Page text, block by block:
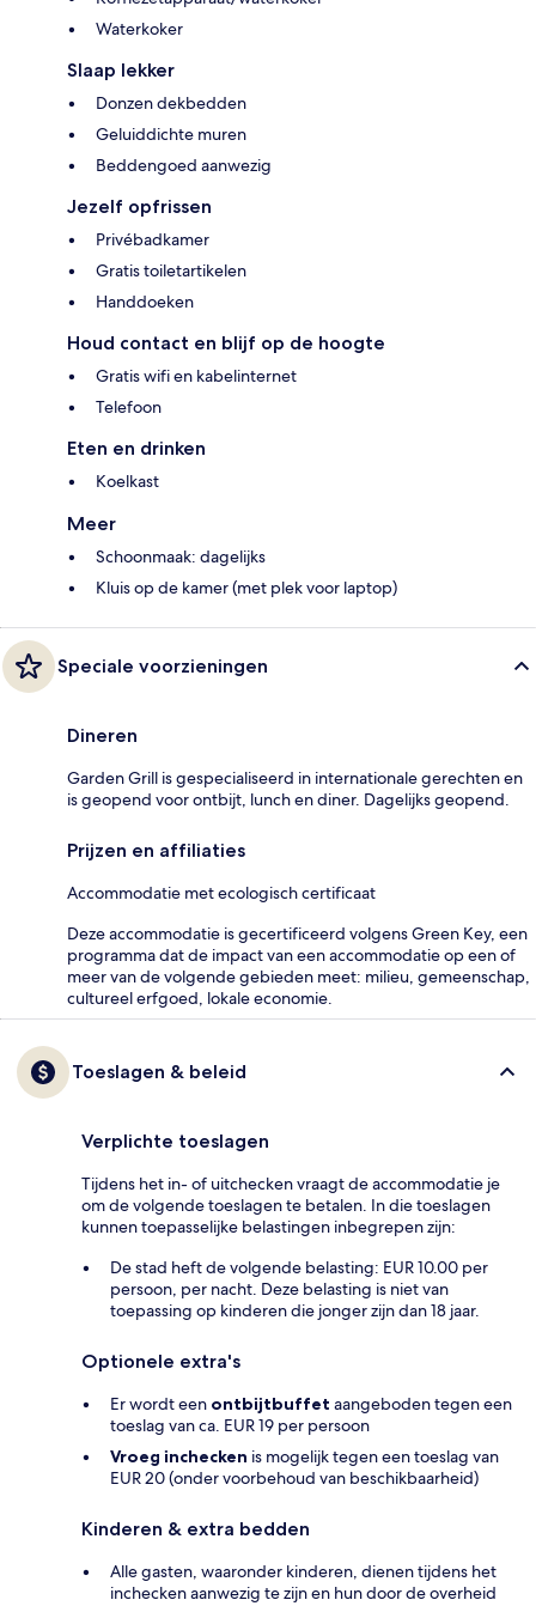
Waterkoker
Slaap lekker
Donzen dekbedden
Geluiddichte muren
Beddengoed aanwezig
Jezelf opfrissen
Privébadkamer
Gratis toiletartikelen
Handdoeken
Houd contact en blijf op de hoogte
Gratis wifi en kabelinternet
Telefoon
Eten en drinken
Koelkast
Meer
Schoonmaak: dagelijks
Kluis op de kamer (met plek voor laptop)
Speciale voorzieningen
Dineren
Garden Grill is gespecialiseerd in internationale gerechten en
is geopend voor ontbijt, lunch en diner. Dagelijks geopend.
Prijzen en affiliaties
Accommodatie met ecologisch certificaat
Deze accommodatie is gecertificeerd volgens Green Key, een
programma dat de impact van een accommodatie op een of
meer van de volgende gebieden meet: milieu, gemeenschap,
cultureel erfgoed, lokale economie.
Toeslagen & beleid
Verplichte toeslagen
Tijdens het in- of uitchecken vraagt de accommodatie je
om de volgende toeslagen te betalen. In die toeslagen
kunnen toepasselijke belastingen inbegrepen zijn:
De stad heft de volgende belasting: EUR 10.00 per
persoon, per nacht. Deze belasting is niet van
toepassing op kinderen die jonger zijn dan 18 jaar.
Optionele extra's
Er wordt een ontbijtbuffet aangeboden tegen een
toeslag van ca. EUR 19 per persoon
Vroeg inchecken is mogelijk tegen een toeslag van
EUR 20 (onder voorbehoud van beschikbaarheid)
Kinderen & extra bedden
Alle gasten, waaronder kinderen, dienen tijdens het
inchecken aanwezig te zijn en hun door de overheid